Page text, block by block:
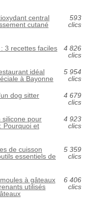
central
cutané
593
clics
3 recettes faciles
4 826
clics
idéal
à Bayonne
5 954
clics
dog sitter
4 679
clics
silicone pour
Pourquoi et
4 923
clics
de cuisson
essentiels de
5 359
clics
à gâteaux
utilisés
6 406
clics